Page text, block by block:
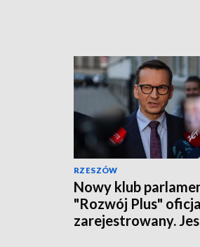
RZESZÓW
Nowy klub
"Rozwój Plus"
zarejestrowany.